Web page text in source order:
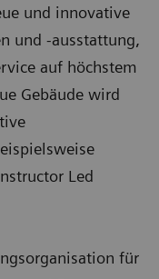
und innovative
und -ausstattung,
auf höchstem
Gebäude wird
Led
für